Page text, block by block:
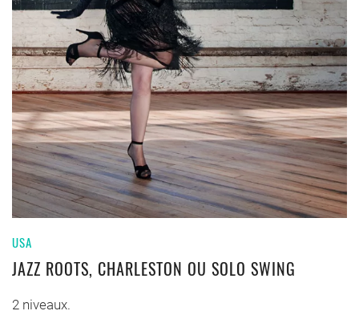
USA
JAZZ ROOTS, CHARLESTON OU SOLO SWING
2 niveaux.